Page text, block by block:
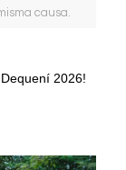
causa.
2026!